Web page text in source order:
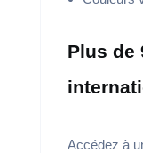
Plus de
Accédez à